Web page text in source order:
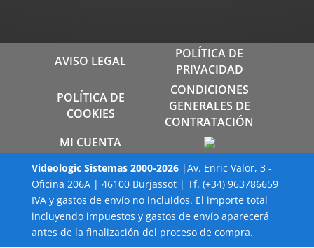
AVISO LEGAL
POLÍTICA DE
PRIVACIDAD
POLÍTICA DE
COOKIES
CONDICIONES
GENERALES DE
CONTRATACIÓN
MI CUENTA
Videologic Sistemas 2000-2026 |Av. Enric Valor, 3 -
Oficina 206A | 46100 Burjassot | Tf. (+34) 963786659
IVA y gastos de envío no incluidos. El importe total
incluyendo impuestos y gastos de envío aparecerá
antes de la finalización del proceso de compra.